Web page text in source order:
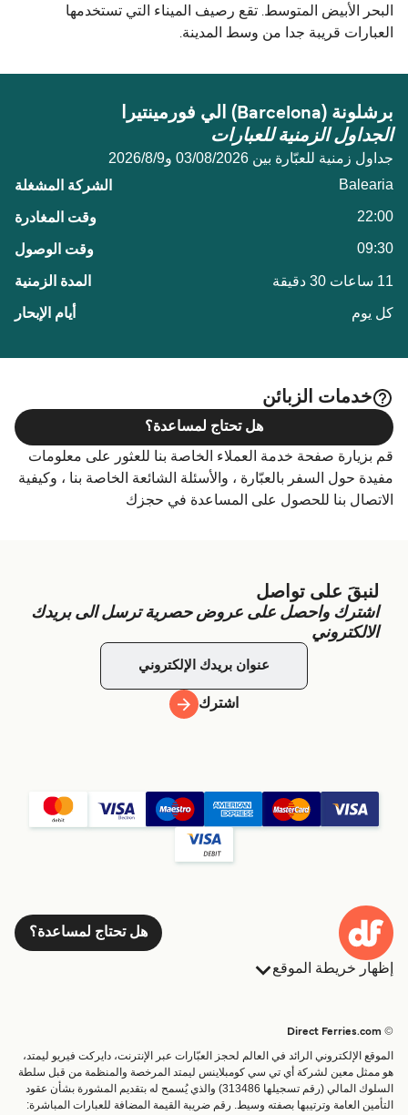
البحر الأبيض المتوسط. تقع رصيف الميناء التي تستخدمها
العبارات قريبة جدا من وسط المدينة.
برشلونة (Barcelona) الي فورمينتيرا
الجداول الزمنية للعبارات
جداول زمنية للعبّارة بين 03/08/2026 و9‏/8‏/2026
Balearia
22:00
09:30
11 ساعات 30 دقيقة
كل يوم
خدمات الزبائن
قم بزيارة صفحة خدمة العملاء الخاصة بنا للعثور على معلومات
مفيدة حول السفر بالعبّارة ، والأسئلة الشائعة الخاصة بنا ، وكيفية
الاتصال بنا للحصول على المساعدة في حجزك
هل تحتاج لمساعدة؟
لنبقَ على تواصل
اشترك واحصل على عروض حصرية ترسل الى بريدك
الالكتروني
اشترك
هل تحتاج لمساعدة؟
إظهار خريطة الموقع
البلدان
خدمات الزبائن
الباحث عن الرحلات والموانئ
تذاكر العبّارة
العبارات
شحن
عبارة صغيرة
© Direct Ferries.com
الموقع الإلكتروني الرائد في العالم لحجز العبّارات عبر الإنترنت، دايركت فيريو ليمتد،
هو ممثل معين لشركة أي تي سي كومبلاينس ليمتد المرخصة والمنظمة من قبل سلطة
السلوك المالي (رقم تسجيلها 313486) والذي يُسمح له بتقديم المشورة بشأن عقود
التأمين العامة وترتيبها بصفته وسيط. رقم ضريبة القيمة المضافة للعبارات المباشرة: